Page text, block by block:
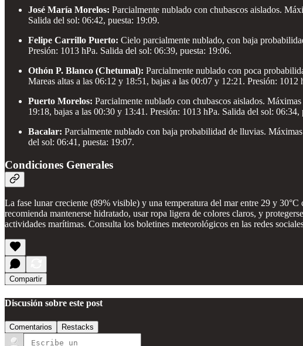
José María Morelos: Parcialmente nublado con chubascos aislados.
Salida del sol: 06:42, puesta: 19:09.
Felipe Carrillo Puerto: Cielo parcialmente nublado, con baja
Presión: 1013 hPa. Salida del sol: 06:39, puesta: 19:06.
Othón P. Blanco (Chetumal): Parcialmente nublado con poca
Mareas altas a las 06:12 y 18:51, bajas a las 00:07 y 12:21. Presión:
Puerto Morelos: Parcialmente nublado con chubascos aislados.
19:18, bajas a las 00:30 y 13:41. Presión: 1013 hPa. Salida del sol: 06:34,
Bacalar: Parcialmente nublado con baja probabilidad de lluvias.
del sol: 06:41, puesta: 19:07.
Condiciones Generales
La fase lunar creciente (89% visible) y una temperatura del mar entre 29 y
recomienda mantenerse hidratado, usar ropa ligera de colores claros, y
actividades marítimas. Consulta los boletines meteorológicos en las redes
Compartir
Discusión sobre este post
Comentarios Restacks